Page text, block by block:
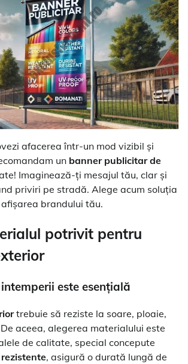
afacerea într-un mod vizibil și
un banner publicitar de
Imaginează-ți mesajul tău, clar și
priviri pe stradă. Alege acum soluția
brandului tău.
potrivit pentru
este esențială
trebuie să reziste la soare, ploaie,
aceea, alegerea materialului este
de calitate, special concepute
, asigură o durată lungă de